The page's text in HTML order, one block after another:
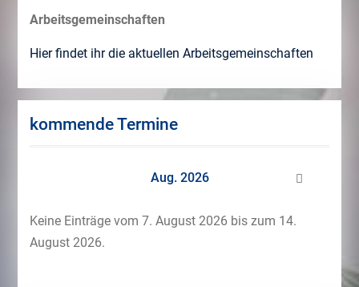
Arbeitsgemeinschaften
Hier findet ihr die aktuellen Arbeitsgemeinschaften
kommende Termine
Aug. 2026
Keine Einträge vom 7. August 2026 bis zum 14.
August 2026.